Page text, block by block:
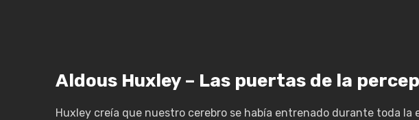
Aldous Huxley – Las puertas de la
Huxley creía que nuestro cerebro se había entrenado durante toda la